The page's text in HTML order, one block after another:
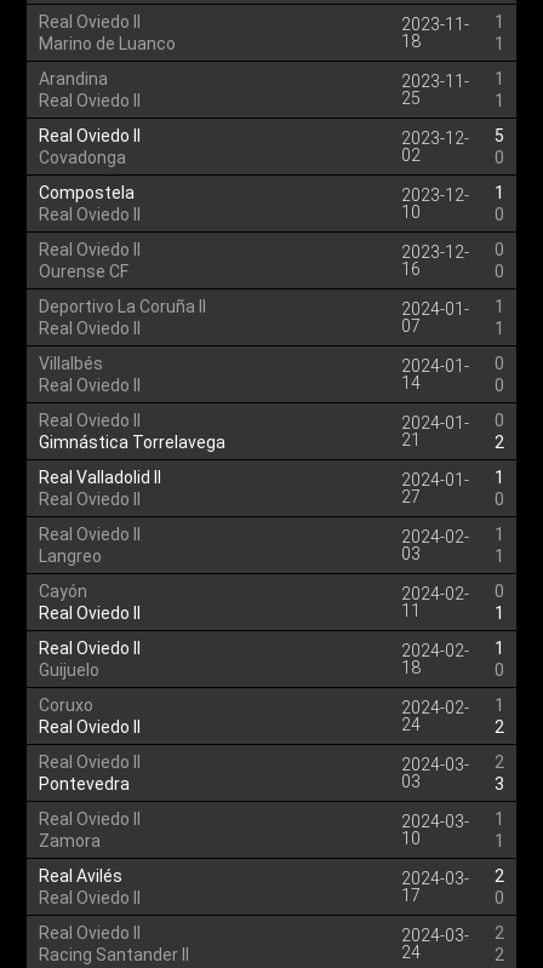
Real Oviedo II
Marino de Luanco
2023-11-
18
1
1
Arandina
Real Oviedo II
2023-11-
25
1
1
Real Oviedo II
Covadonga
2023-12-
02
5
0
Compostela
Real Oviedo II
2023-12-
10
1
0
Real Oviedo II
Ourense CF
2023-12-
16
0
0
Deportivo La Coruña II
Real Oviedo II
2024-01-
07
1
1
Villalbés
Real Oviedo II
2024-01-
14
0
0
Real Oviedo II
Gimnástica Torrelavega
2024-01-
21
0
2
Real Valladolid II
Real Oviedo II
2024-01-
27
1
0
Real Oviedo II
Langreo
2024-02-
03
1
1
Cayón
Real Oviedo II
2024-02-
11
0
1
Real Oviedo II
Guijuelo
2024-02-
18
1
0
Coruxo
Real Oviedo II
2024-02-
24
1
2
Real Oviedo II
Pontevedra
2024-03-
03
2
3
Real Oviedo II
Zamora
2024-03-
10
1
1
Real Avilés
Real Oviedo II
2024-03-
17
2
0
Real Oviedo II
Racing Santander II
2024-03-
24
2
2